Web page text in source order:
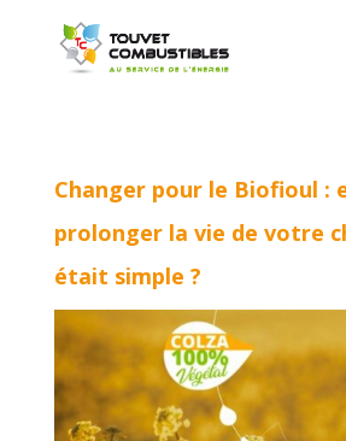
Changer pour le Biofioul :
prolonger la vie de votre
était simple ?